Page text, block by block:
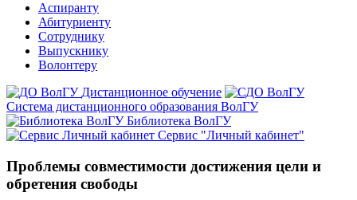
Аспиранту
Абитуриенту
Сотруднику
Выпускнику
Волонтеру
Дистанционное обучение
Система дистанционного образования ВолГУ
Библиотека ВолГУ
Сервис "Личный кабинет"
Проблемы совместимости достижения цели и
обретения свободы